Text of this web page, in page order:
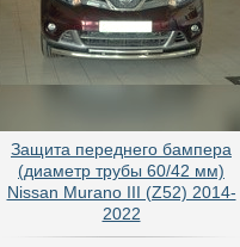
Защита переднего бампера
(диаметр трубы 60/42 мм)
Nissan Murano III (Z52) 2014-
2022